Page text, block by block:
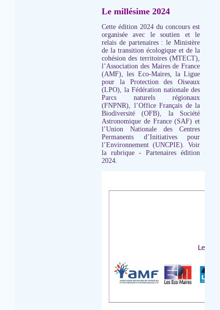
Le millésime 2024
Cette édition 2024 du concours est
organisée avec le soutien et le
relais de partenaires : le Ministère
de la transition écologique et de la
cohésion des territoires (MTECT),
l’Association des Maires de France
(AMF), les Eco-Maires, la Ligue
pour la Protection des Oiseaux
(LPO), la Fédération nationale des
Parcs naturels régionaux
(FNPNR), l’Office Français de la
Biodiversité (OFB), la Société
Astronomique de France (SAF) et
l’Union Nationale des Centres
Permanents d’Initiatives pour
l’Environnement (UNCPIE). Voir
la rubrique - Partenaires édition
2024.